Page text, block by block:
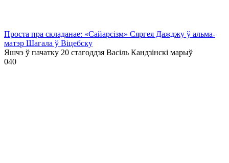
Проста пра складанае: «Сайарсізм» Сяргея Дажджу ў альма-
матэр Шагала ў Віцебску
Яшчэ ў пачатку 20 стагоддзя Васіль Кандзінскі марыў
040